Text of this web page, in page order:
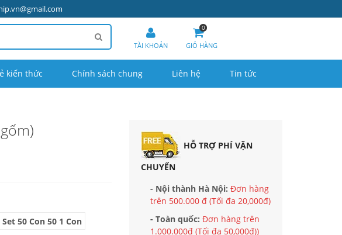
TÀI KHOẢN
0
GIỎ HÀNG
kiến thức Chính sách chung Liên hệ Tin tức
Set 50 Con 50 1 Con
HỖ TRỢ PHÍ VẬN
CHUYỂN
- Nội thành Hà Nội: Đơn hàng
trên 500.000 đ (Tối đa 20,000đ)
- Toàn quốc: Đơn hàng trên
1.000.000đ (Tối đa 50,000đ))